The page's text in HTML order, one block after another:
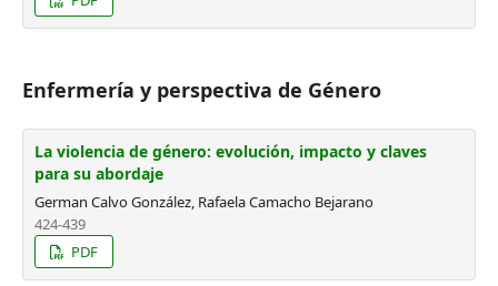
Enfermería y perspectiva de Género
La violencia de género: evolución, impacto y claves
para su abordaje
German Calvo González, Rafaela Camacho Bejarano
424-439
PDF